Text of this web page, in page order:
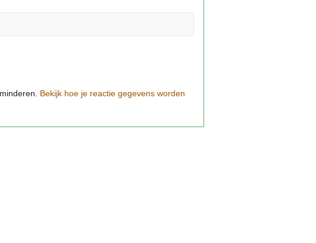
Bekijk hoe je reactie gegevens worden